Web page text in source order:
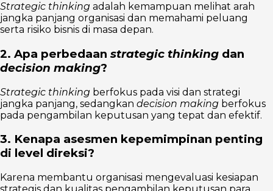
Strategic thinking adalah kemampuan melihat arah
jangka panjang organisasi dan memahami peluang
serta risiko bisnis di masa depan.
2. Apa perbedaan strategic thinking dan
decision making?
Strategic thinking berfokus pada visi dan strategi
jangka panjang, sedangkan decision making berfokus
pada pengambilan keputusan yang tepat dan efektif.
3. Kenapa asesmen kepemimpinan penting
di level direksi?
Karena membantu organisasi mengevaluasi kesiapan